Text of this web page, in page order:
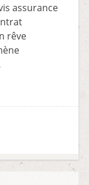
assurance
rêve